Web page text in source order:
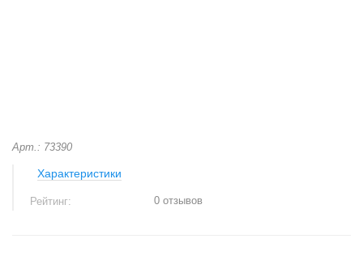
Арт.: 73390
Характеристики
Рейтинг: 0 отзывов